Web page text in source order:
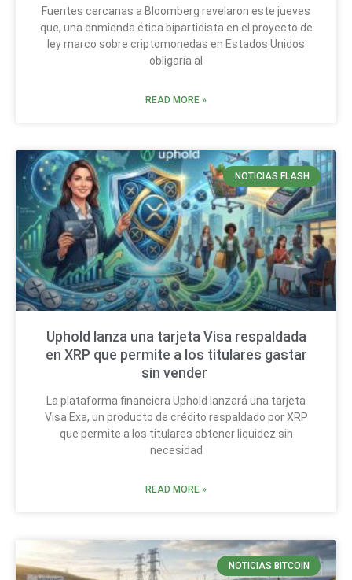
Fuentes cercanas a Bloomberg revelaron este jueves
que, una enmienda ética bipartidista en el proyecto de
ley marco sobre criptomonedas en Estados Unidos
obligaría al
READ MORE »
NOTICIAS FLASH
Uphold lanza una tarjeta Visa respaldada
en XRP que permite a los titulares gastar
sin vender
La plataforma financiera Uphold lanzará una tarjeta
Visa Exa, un producto de crédito respaldado por XRP
que permite a los titulares obtener liquidez sin
necesidad
READ MORE »
NOTICIAS BITCOIN